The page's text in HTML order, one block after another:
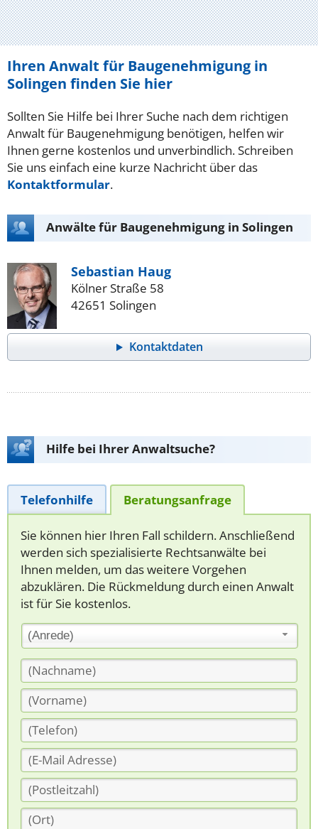
Ihren Anwalt für Baugenehmigung in
Solingen finden Sie hier
Sollten Sie Hilfe bei Ihrer Suche nach dem richtigen
Anwalt für Baugenehmigung benötigen, helfen wir
Ihnen gerne kostenlos und unverbindlich. Schreiben
Sie uns einfach eine kurze Nachricht über das
Kontaktformular.
Anwälte für Baugenehmigung in Solingen
Sebastian Haug
Kölner Straße 58
42651 Solingen
Kontaktdaten
Hilfe bei Ihrer Anwaltsuche?
Telefonhilfe Beratungsanfrage
Sie können hier Ihren Fall schildern. Anschließend
werden sich spezialisierte Rechtsanwälte bei
Ihnen melden, um das weitere Vorgehen
abzuklären. Die Rückmeldung durch einen Anwalt
ist für Sie kostenlos.
(Anrede)